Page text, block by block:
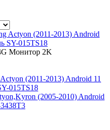
Монитор 2K
(2011-2013) Android 11
015TS18